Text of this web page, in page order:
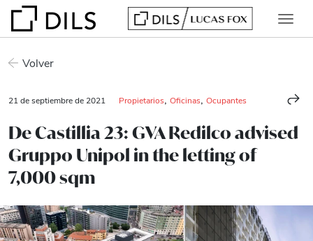
Volver
21 de septiembre de 2021 Propietarios Oficinas Ocupantes
De Castillia 23: GVA Redilco advised
Gruppo Unipol in the letting of
7,000 sqm